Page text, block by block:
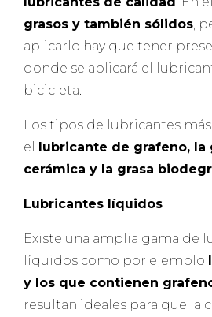
grasos y también sólidos,
aplicarlo hay que tener
donde se aplicará el
bicicleta.
Los tipos de lubricantes
el lubricante de grafeno, la
cerámica y la grasa
Lubricantes líquidos
Existe una amplia gama de
líquidos como por ejemplo
y los que contienen
resultan ideales para que la